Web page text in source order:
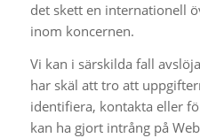
det skett en internationell
inom koncernen.
Vi kan i särskilda fall
har skäl att tro att
identifiera, kontakta eller
kan ha gjort intrång på